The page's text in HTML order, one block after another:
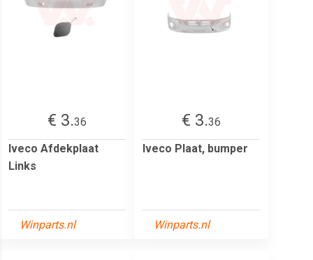
€ 3.36
Iveco Afdekplaat
Links
Winparts.nl
€ 3.36
Iveco Plaat, bumper
Winparts.nl